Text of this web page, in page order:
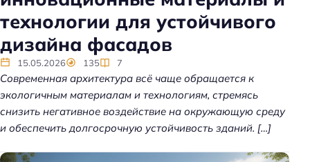
л
я
о
т
д
е
л
технологии для устойчивого
дизайна фасадов
15.05.2026 135 7
Современная архитектура всё чаще обращается к
экологичным материалам и технологиям, стремясь
снизить негативное воздействие на окружающую среду
и обеспечить долгосрочную устойчивость зданий. […]